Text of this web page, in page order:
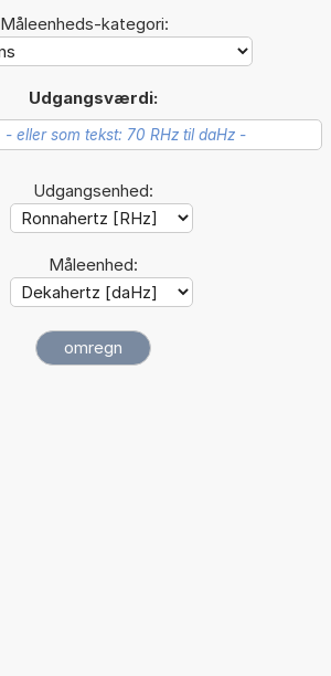
Måleenheds-kategori:
Udgangsværdi:
Udgangsenhed:
Måleenhed: